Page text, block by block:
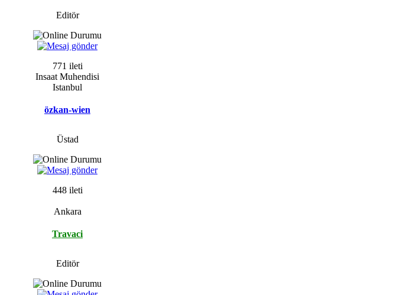
Editör
771 ileti
Insaat Muhendisi
Istanbul
özkan-wien
Üstad
448 ileti
Ankara
Travaci
Editör